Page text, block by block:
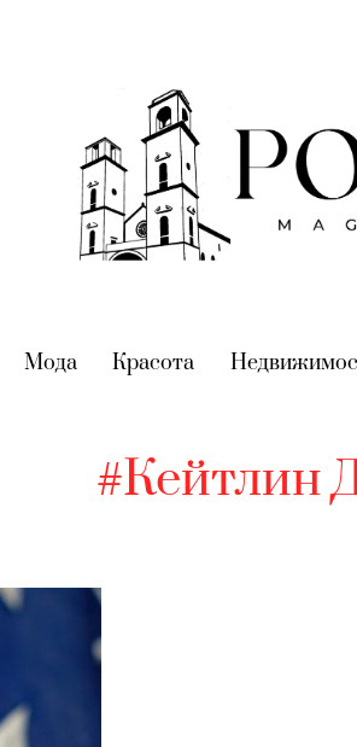
(current)
Мода(current)
Красота (current)
#Кейтлин